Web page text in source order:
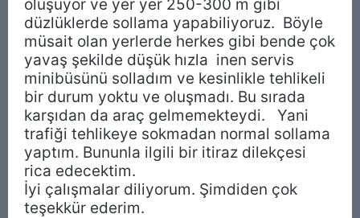
oluşuyor ve yer yer 250-300 m gibi
düzlüklerde sollama yapabiliyoruz. Böyle
müsait olan yerlerde herkes gibi bende çok
yavaş şekilde düşük hızla inen servis
minibüsünü solladım ve kesinlikle tehlikeli
bir durum yoktu ve oluşmadı. Bu sırada
karşıdan da araç gelmemekteydi. Yani
trafiği tehlikeye sokmadan normal sollama
yaptım. Bununla ilgili bir itiraz dilekçesi
rica edecektim.
İyi çalışmalar diliyorum. Şimdiden çok
teşekkür ederim.